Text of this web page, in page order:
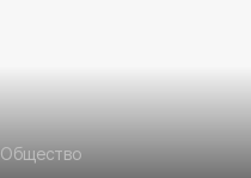
Общество